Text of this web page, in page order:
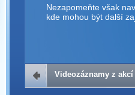
Nezapomeňte však
kde mohou být další
Videozáznamy z akcí